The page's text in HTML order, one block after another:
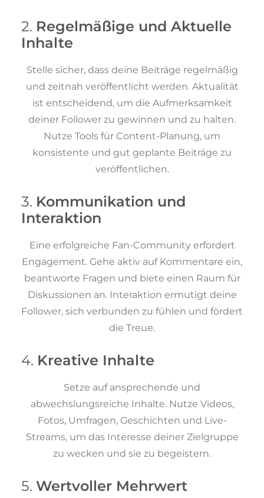
2. Regelmäßige und Aktuelle
Inhalte
Stelle sicher, dass deine Beiträge regelmäßig
und zeitnah veröffentlicht werden. Aktualität
ist entscheidend, um die Aufmerksamkeit
deiner Follower zu gewinnen und zu halten.
Nutze Tools für Content-Planung, um
konsistente und gut geplante Beiträge zu
veröffentlichen.
3. Kommunikation und
Interaktion
Eine erfolgreiche Fan-Community erfordert
Engagement. Gehe aktiv auf Kommentare ein,
beantworte Fragen und biete einen Raum für
Diskussionen an. Interaktion ermutigt deine
Follower, sich verbunden zu fühlen und fördert
die Treue.
4. Kreative Inhalte
Setze auf ansprechende und
abwechslungsreiche Inhalte. Nutze Videos,
Fotos, Umfragen, Geschichten und Live-
Streams, um das Interesse deiner Zielgruppe
zu wecken und sie zu begeistern.
5. Wertvoller Mehrwert